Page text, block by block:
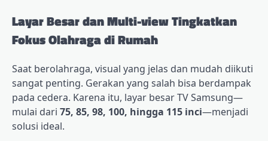
Layar Besar dan Multi-view Tingkatkan
Fokus Olahraga di Rumah
Saat berolahraga, visual yang jelas dan mudah diikuti
sangat penting. Gerakan yang salah bisa berdampak
pada cedera. Karena itu, layar besar TV Samsung—
mulai dari 75, 85, 98, 100, hingga 115 inci—menjadi
solusi ideal.